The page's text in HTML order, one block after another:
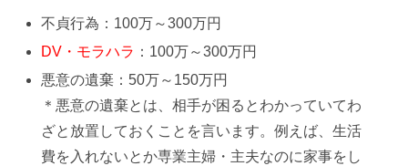
不貞行為： 100万～300万円
DV・モラハラ ：100万～300万円
悪意の遺棄：50万～150万円
＊悪意の遺棄とは、相手が困るとわかっていてわ
ざと放置しておくことを言います。例えば、生活
費を入れないとか専業主婦・主夫なのに家事をし